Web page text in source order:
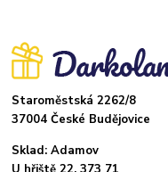
Staroměstská 2262/8
37004 České Budějovice
Sklad: Adamov